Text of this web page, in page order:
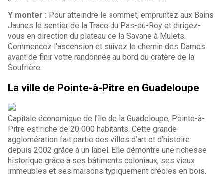
Y monter : Pour atteindre le sommet, empruntez aux Bains
Jaunes le sentier de la Trace du Pas-du-Roy et dirigez-
vous en direction du plateau de la Savane à Mulets.
Commencez l’ascension et suivez le chemin des Dames
avant de finir votre randonnée au bord du cratère de la
Soufrière.
La ville de Pointe-à-Pitre en Guadeloupe
Capitale économique de l’île de la Guadeloupe, Pointe-à-
Pitre est riche de 20 000 habitants. Cette grande
agglomération fait partie des villes d’art et d’histoire
depuis 2002 grâce à un label. Elle démontre une richesse
historique grâce à ses bâtiments coloniaux, ses vieux
immeubles et ses maisons typiquement créoles en bois.